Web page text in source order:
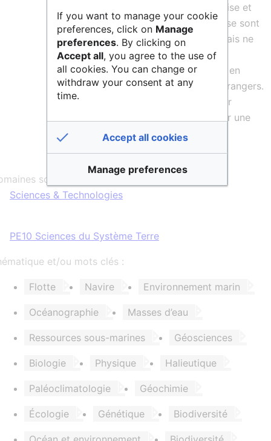
flotte océanographique française et
également les campagnes qui se sont
déroulées sur les navires français ne
dépendant pas de la Flotte
océanographique française ou en
coopération sur des navires étrangers.
Les codes sources produits par
l’infrastructure sont ouverts sur une
forge logicielle.
scientifiques :
Sciences & Technologies
PE10 Sciences du Système Terre
et/ou mots clés :
Flotte Navire Environnement marin
Océanographie Masses d’eau
Ressources sous-marines Géosciences
Biologie Physique Halieutique
Paléoclimatologie Géochimie
Écologie Génétique Biodiversité
If you want to manage your cookie
preferences, click on Manage
preferences. By clicking on
Accept all, you agree to the use of
all cookies. You can change or
withdraw your consent at any
time.
Accept all cookies
Manage preferences